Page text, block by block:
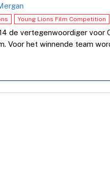
Young Lions Film Competition
de vertegenwoordiger voor
Voor het winnende team